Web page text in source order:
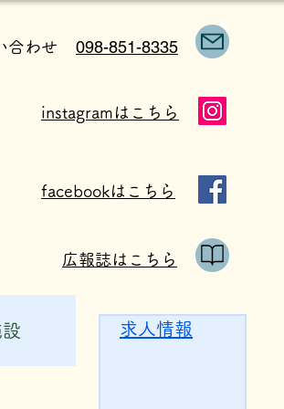
合わせ 098-851-8335
instagramはこちら
facebookはこちら
広報誌はこちら
求人情報